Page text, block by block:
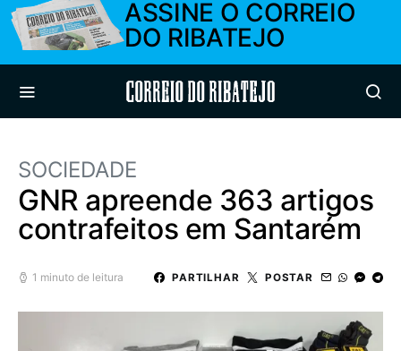
ASSINE O CORREIO
DO RIBATEJO
Correio do Ribatejo
SOCIEDADE
GNR apreende 363 artigos
contrafeitos em Santarém
1 minuto de leitura PARTILHAR POSTAR